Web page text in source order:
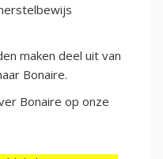
maken deel uit van
Bonaire.
Bonaire op onze